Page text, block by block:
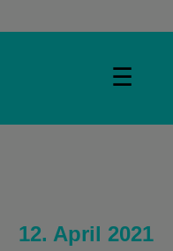
☰
12. April 2021